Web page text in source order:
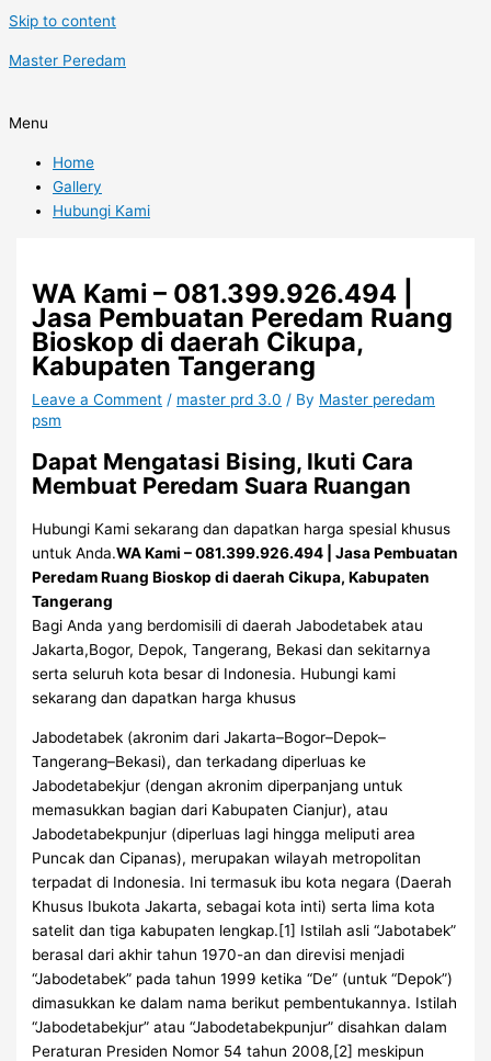
Skip to content
Master Peredam
Menu
Home
Gallery
Hubungi Kami
WA Kami – 081.399.926.494 |
Jasa Pembuatan Peredam Ruang
Bioskop di daerah Cikupa,
Kabupaten Tangerang
Leave a Comment / master prd 3.0 / By Master peredam
psm
Dapat Mengatasi Bising, Ikuti Cara
Membuat Peredam Suara Ruangan
Hubungi Kami sekarang dan dapatkan harga spesial khusus
untuk Anda.WA Kami – 081.399.926.494 | Jasa Pembuatan
Peredam Ruang Bioskop di daerah Cikupa, Kabupaten
Tangerang
Bagi Anda yang berdomisili di daerah Jabodetabek atau
Jakarta,Bogor, Depok, Tangerang, Bekasi dan sekitarnya
serta seluruh kota besar di Indonesia. Hubungi kami
sekarang dan dapatkan harga khusus
Jabodetabek (akronim dari Jakarta–Bogor–Depok–
Tangerang–Bekasi), dan terkadang diperluas ke
Jabodetabekjur (dengan akronim diperpanjang untuk
memasukkan bagian dari Kabupaten Cianjur), atau
Jabodetabekpunjur (diperluas lagi hingga meliputi area
Puncak dan Cipanas), merupakan wilayah metropolitan
terpadat di Indonesia. Ini termasuk ibu kota negara (Daerah
Khusus Ibukota Jakarta, sebagai kota inti) serta lima kota
satelit dan tiga kabupaten lengkap.[1] Istilah asli “Jabotabek”
berasal dari akhir tahun 1970-an dan direvisi menjadi
“Jabodetabek” pada tahun 1999 ketika “De” (untuk “Depok”)
dimasukkan ke dalam nama berikut pembentukannya. Istilah
“Jabodetabekjur” atau “Jabodetabekpunjur” disahkan dalam
Peraturan Presiden Nomor 54 tahun 2008,[2] meskipun